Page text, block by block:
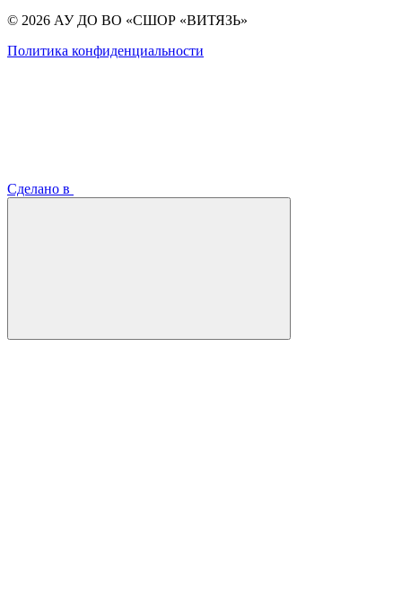
© 2026 АУ ДО ВО «СШОР «ВИТЯЗЬ»
Политика конфиденциальности
Сделано в